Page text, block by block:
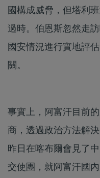
國構成威脅，但塔利
過時。伯恩斯忽然走
國安情況進行實地評
關。
事實上，阿富汗目前
商，透過政治方法解
昨日在喀布爾會見了
交使團，就阿富汗國